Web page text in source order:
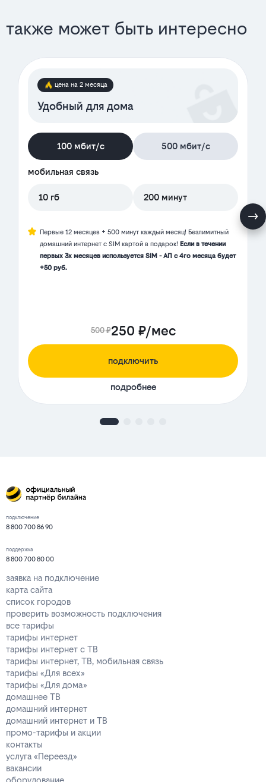
также может быть интересно
цена на 2 месяца
Удобный для дома
100 мбит/с 500 мбит/с
мобильная связь
10 гб 200 минут
Первые 12 месяцев + 500 минут каждый месяц! Безлимитный
домашний интернет с SIM картой в подарок! Если в течении
первых 3х месяцев используется SIM - АП с 4го месяца будет
+50 руб.
500 ₽250 ₽/мес
подключить
подробнее
подключение
8 800 700 86 90
поддержка
8 800 700 80 00
заявка на подключение
карта сайта
список городов
проверить возможность подключения
все тарифы
тарифы интернет
тарифы интернет с ТВ
тарифы интернет, ТВ, мобильная связь
тарифы «Для всех»
тарифы «Для дома»
домашнее ТВ
домашний интернет
домашний интернет и ТВ
промо-тарифы и акции
контакты
услуга «Переезд»
вакансии